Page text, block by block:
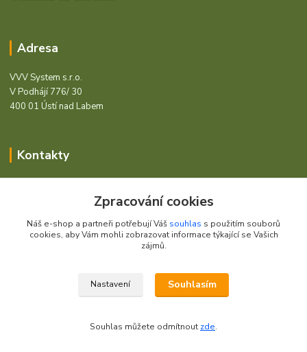
Adresa
VVV System s.r.o.
V Podhájí 776/ 30
400 01 Ústí nad Labem
Kontakty
+420 472744350
Po - Pá 8:00 - 15:00
© 2021 VVV System s.r.o.
Zpracování cookies
Náš e-shop a partneři potřebují Váš souhlas s použitím souborů
cookies, aby Vám mohli zobrazovat informace týkající se Vašich
zájmů.
Nastavení Souhlasím
Souhlas můžete odmítnout zde.